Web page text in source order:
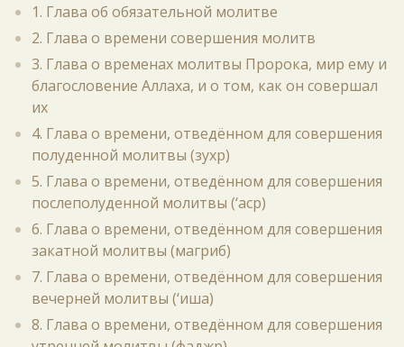
1. Глава об обязательной молитве
2. Глава о времени совершения молитв
3. Глава о временах молитвы Пророка, мир ему и
благословение Аллаха, и о том, как он совершал
их
4. Глава о времени, отведённом для совершения
полуденной молитвы (зухр)
5. Глава о времени, отведённом для совершения
послеполуденной молитвы (‘аср)
6. Глава о времени, отведённом для совершения
закатной молитвы (магриб)
7. Глава о времени, отведённом для совершения
вечерней молитвы (‘иша)
8. Глава о времени, отведённом для совершения